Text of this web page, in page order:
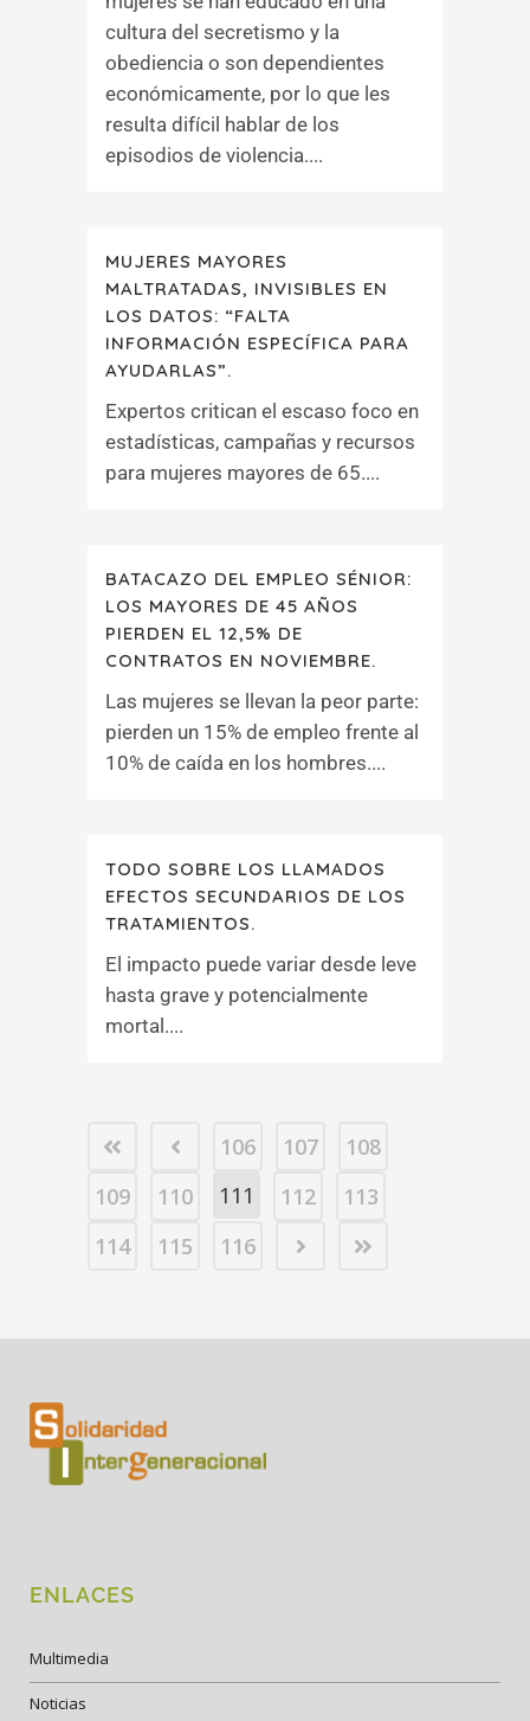
cultura del secretismo y la
obediencia o son dependientes
económicamente, por lo que les
resulta difícil hablar de los
episodios de violencia....
MUJERES MAYORES
MALTRATADAS, INVISIBLES EN
LOS DATOS: “FALTA
INFORMACIÓN ESPECÍFICA PARA
AYUDARLAS”.
Expertos critican el escaso foco en
estadísticas, campañas y recursos
para mujeres mayores de 65....
BATACAZO DEL EMPLEO SÉNIOR:
LOS MAYORES DE 45 AÑOS
PIERDEN EL 12,5% DE
CONTRATOS EN NOVIEMBRE.
Las mujeres se llevan la peor parte:
pierden un 15% de empleo frente al
10% de caída en los hombres....
TODO SOBRE LOS LLAMADOS
EFECTOS SECUNDARIOS DE LOS
TRATAMIENTOS.
El impacto puede variar desde leve
hasta grave y potencialmente
mortal....
106 107
108
109
110 111 112
113
114
115 116
ENLACES
Multimedia
Noticias